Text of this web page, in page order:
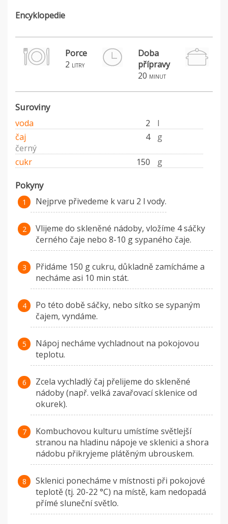
Encyklopedie
Porce
2 litry
Doba
přípravy
20 minut
Suroviny
voda 2
l
čaj
4
g
černý
cukr
150 g
Pokyny
Nejprve přivedeme k varu 2 l vody.
Vlijeme do skleněné nádoby, vložíme 4 sáčky
černého čaje nebo 8-10 g sypaného čaje.
Přidáme 150 g cukru, důkladně zamícháme a
necháme asi 10 min stát.
Po této době sáčky, nebo sítko se sypaným
čajem, vyndáme.
Nápoj necháme vychladnout na pokojovou
teplotu.
Zcela vychladlý čaj přelijeme do skleněné
nádoby (např. velká zavařovací sklenice od
okurek).
Kombuchovou kulturu umístíme světlejší
stranou na hladinu nápoje ve sklenici a shora
nádobu přikryjeme plátěným ubrouskem.
Sklenici ponecháme v místnosti při pokojové
teplotě (tj. 20-22 °C) na místě, kam nedopadá
přímé sluneční světlo.